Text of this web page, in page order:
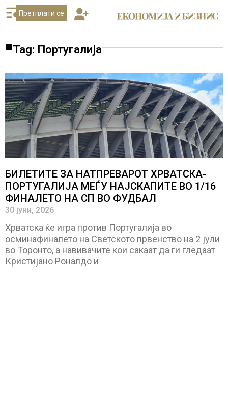
Претплати се
Tag: Португалија
БИЛЕТИТЕ ЗА НАТПРЕВАРОТ ХРВАТСКА-
ПОРТУГАЛИЈА МЕЃУ НАЈСКАПИТЕ ВО 1/16
ФИНАЛЕТО НА СП ВО ФУДБАЛ
30 јуни, 2026
Хрватска ќе игра против Португалија во
осминафиналето на Светското првенство на 2 јули
во Торонто, а навивачите кои сакаат да ги гледаат
Кристијано Роналдо и